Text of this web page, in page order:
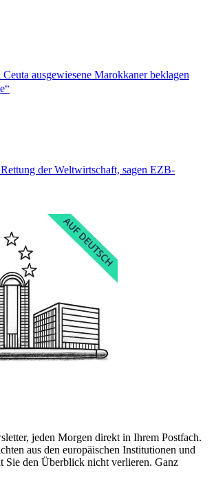
ausgewiesene Marokkaner beklagen
der Weltwirtschaft, sagen EZB-
jeden Morgen direkt in Ihrem Postfach.
aus den europäischen Institutionen und
Sie den Überblick nicht verlieren. Ganz